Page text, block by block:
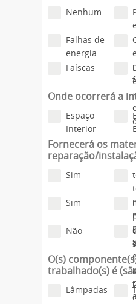
Nenhum
Falhas de
energia
Faíscas
Onde ocorrerá a
Espaço
Interior
Fornecerá os
reparação/
Sim
Sim
Não
O(s)
trabalhado(s) é
Lâmpadas